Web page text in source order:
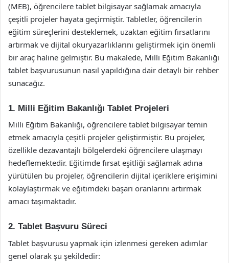
(MEB), öğrencilere tablet bilgisayar sağlamak amacıyla
çeşitli projeler hayata geçirmiştir. Tabletler, öğrencilerin
eğitim süreçlerini desteklemek, uzaktan eğitim fırsatlarını
artırmak ve dijital okuryazarlıklarını geliştirmek için önemli
bir araç haline gelmiştir. Bu makalede, Milli Eğitim Bakanlığı
tablet başvurusunun nasıl yapıldığına dair detaylı bir rehber
sunacağız.
1. Milli Eğitim Bakanlığı Tablet Projeleri
Milli Eğitim Bakanlığı, öğrencilere tablet bilgisayar temin
etmek amacıyla çeşitli projeler geliştirmiştir. Bu projeler,
özellikle dezavantajlı bölgelerdeki öğrencilere ulaşmayı
hedeflemektedir. Eğitimde fırsat eşitliği sağlamak adına
yürütülen bu projeler, öğrencilerin dijital içeriklere erişimini
kolaylaştırmak ve eğitimdeki başarı oranlarını artırmak
amacı taşımaktadır.
2. Tablet Başvuru Süreci
Tablet başvurusu yapmak için izlenmesi gereken adımlar
genel olarak şu şekildedir: